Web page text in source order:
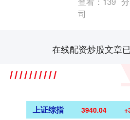
司
在线配资炒股文章
上证综指 3940.04